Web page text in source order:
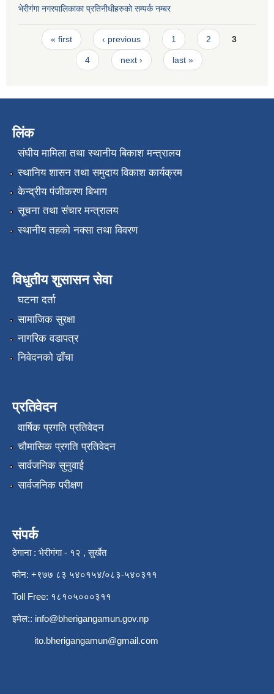
भेरीगंगा नगरपालिकाका प्रतिनीधीहरुको सम्पर्क नम्बर
Pages
« first ‹ previous 1 2 3
4 next › last »
लिंक
संघीय मामिला तथा स्थानीय बिकाश मन्त्रालय
स्थानिय शासन तथा समुदाय विकाश कार्यक्रम
केन्द्रीय पंजीकरण बिभाग
सूचना तथा संचार मन्त्रालय
स्थानीय तहको नक्सा तथा विवरण
विधुतीय शुसासन सेवा
घटना दर्ता
सामाजिक सुरक्षा
नागरिक वडापत्र
निवेदनको ढाँचा
प्रतिवेदन
वार्षिक प्रगति प्रतिवेदन
चौमासिक प्रगति प्रतिवेदन
सार्वजनिक सुनुवाई
सार्वजनिक परीक्षण
संपर्क
ठेगाना : भेरीगंगा - १२ , सुर्खेत
फोन: +९७७ ८३ ५४०१५४/०८३-५४०३११
Toll Free: १८१०५०००३११
इमेल:: info@bherigangamun.gov.np
ito.bherigangamun@gmail.com